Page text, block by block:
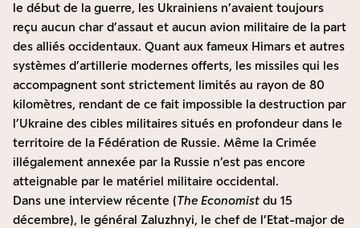
le début de la guerre, les Ukrainiens n’avaient toujours
reçu aucun char d’assaut et aucun avion militaire de la part
des alliés occidentaux. Quant aux fameux Himars et autres
systèmes d’artillerie modernes offerts, les missiles qui les
accompagnent sont strictement limités au rayon de 80
kilomètres, rendant de ce fait impossible la destruction par
l’Ukraine des cibles militaires situés en profondeur dans le
territoire de la Fédération de Russie. Même la Crimée
illégalement annexée par la Russie n’est pas encore
atteignable par le matériel militaire occidental.
Dans une interview récente (The Economist du 15
décembre), le général Zaluzhnyi, le chef de l’Etat-major de